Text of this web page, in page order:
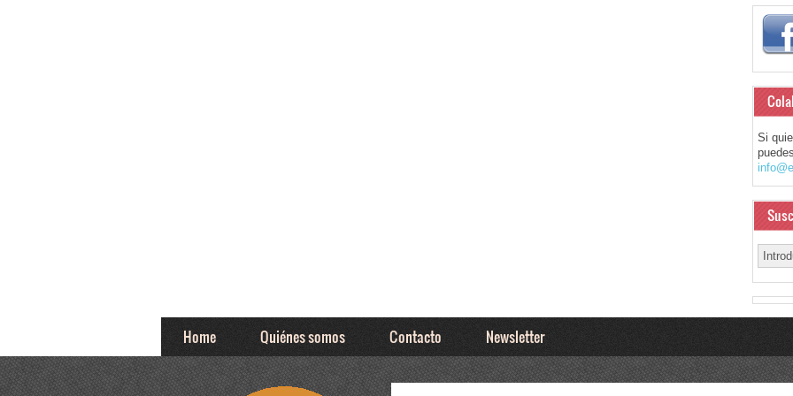
Si
Home Quiénes somos Contacto Newsletter